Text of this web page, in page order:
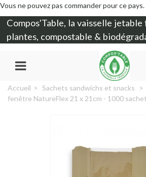
Vous ne pouvez pas commander pour ce pays.
Compos'Table, la vaisselle jetable
plantes, compostable &
Accueil > Sachets sandwichs et snacks >
fenêtre NatureFlex 21 x 21cm - 1000